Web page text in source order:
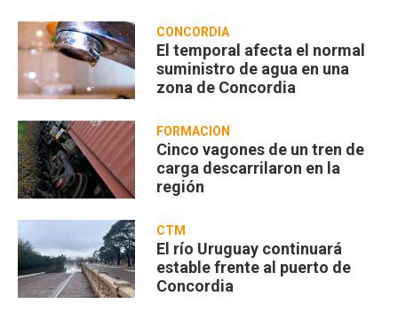
CONCORDIA
El temporal afecta el normal
suministro de agua en una
zona de Concordia
FORMACIÓN
Cinco vagones de un tren de
carga descarrilaron en la
región
CTM
El río Uruguay continuará
estable frente al puerto de
Concordia